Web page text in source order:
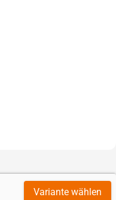
Variante wählen